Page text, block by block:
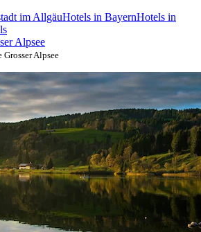
im AllgäuHotels in BayernHotels in
Alpsee
Grosser Alpsee